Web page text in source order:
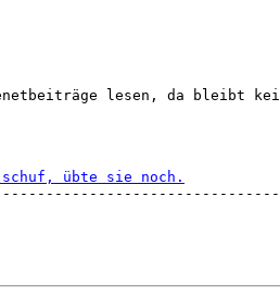
lesen, da bleibt
schuf, übte sie noch.